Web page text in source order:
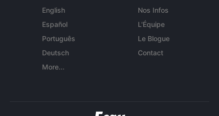
English
Español
Português
Deutsch
More...
Nos Infos
L'Équipe
Le Blogue
Contact